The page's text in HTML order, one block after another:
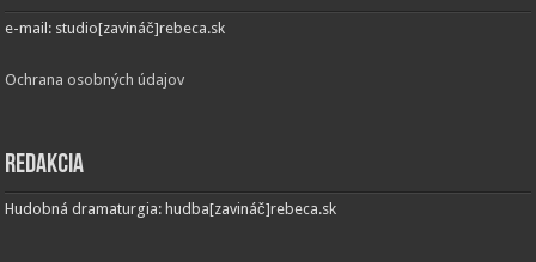
e-mail: studio[zavináč]rebeca.sk
Ochrana osobných údajov
Redakcia
Hudobná dramaturgia: hudba[zavináč]rebeca.sk